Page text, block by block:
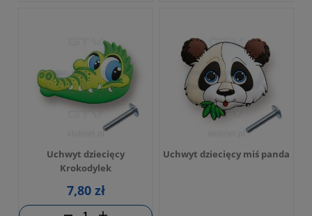
Uchwyt dziecięcy
Krokodylek
7,80 zł
Uchwyt dziecięcy miś panda